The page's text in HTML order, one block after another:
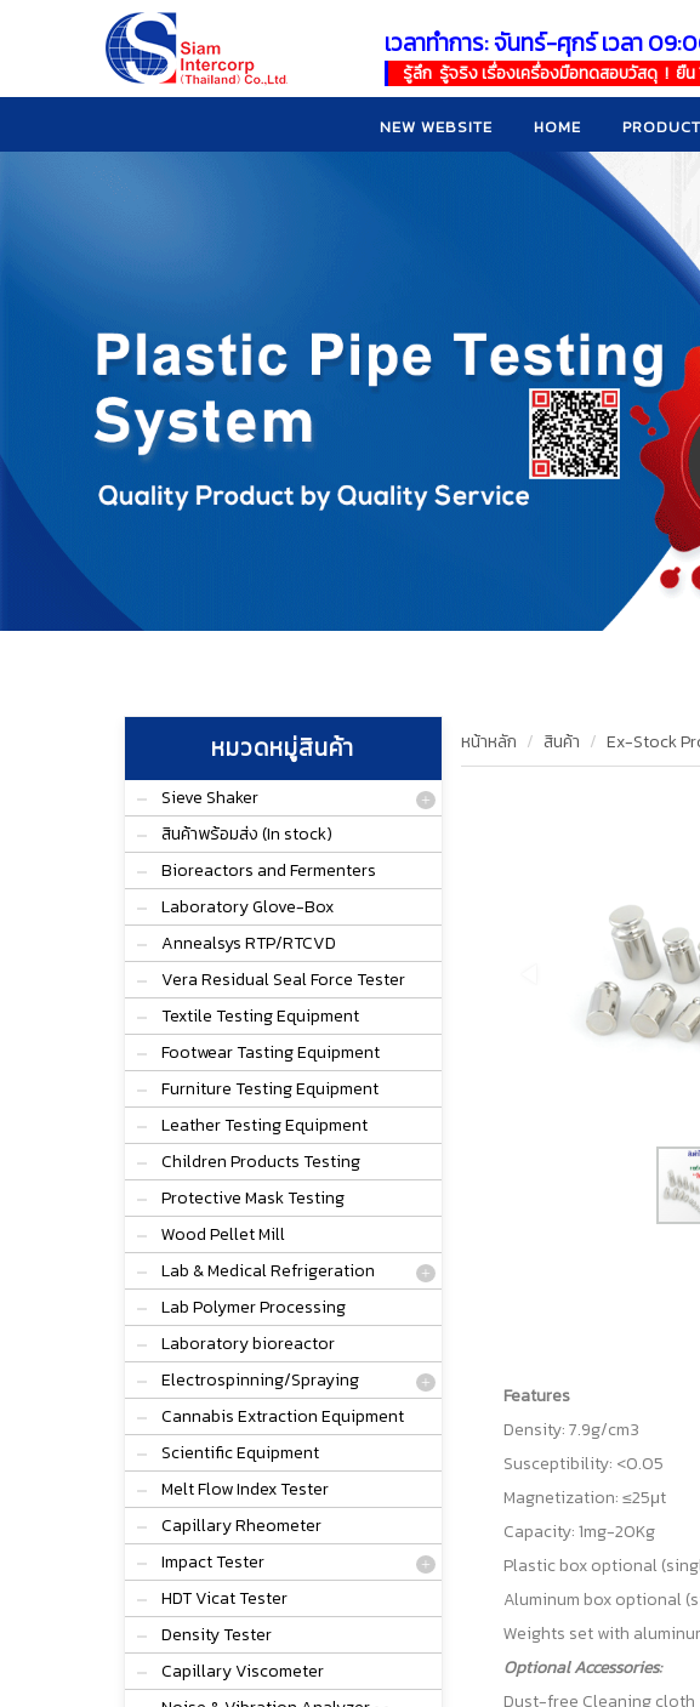
เวลาทำการ: จันทร์-ศุกร์ เวลา
รู้ลึก รู้จริง เรื่องเครื่องมือทดสอบวัสดุ ! ยืน
NEW WEBSITE HOME PRODUCT
หมวดหมู่สินค้า
Sieve Shaker
สินค้าพร้อมส่ง (In stock)
Bioreactors and Fermenters
Laboratory Glove-Box
Annealsys RTP/RTCVD
Vera Residual Seal Force Tester
Textile Testing Equipment
Footwear Tasting Equipment
Furniture Testing Equipment
Leather Testing Equipment
Children Products Testing
Protective Mask Testing
Wood Pellet Mill
Lab & Medical Refrigeration
Lab Polymer Processing
Laboratory bioreactor
Electrospinning/Spraying
Cannabis Extraction Equipment
Scientific Equipment
Melt Flow Index Tester
Capillary Rheometer
Impact Tester
HDT Vicat Tester
Density Tester
Capillary Viscometer
หน้าหลัก สินค้า Ex-Stock
Features
Density: 7.9g/cm3
Susceptibility: <0.05
Magnetization: ≤25μt
Capacity: 1mg-20Kg
Plastic box optional
Aluminum box optional
Weights set with
Optional Accessories:
Dust-free Cleaning cloth